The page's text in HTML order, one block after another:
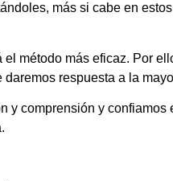
más si cabe en
método más eficaz. Por
respuesta a la
y comprensión y confiamos